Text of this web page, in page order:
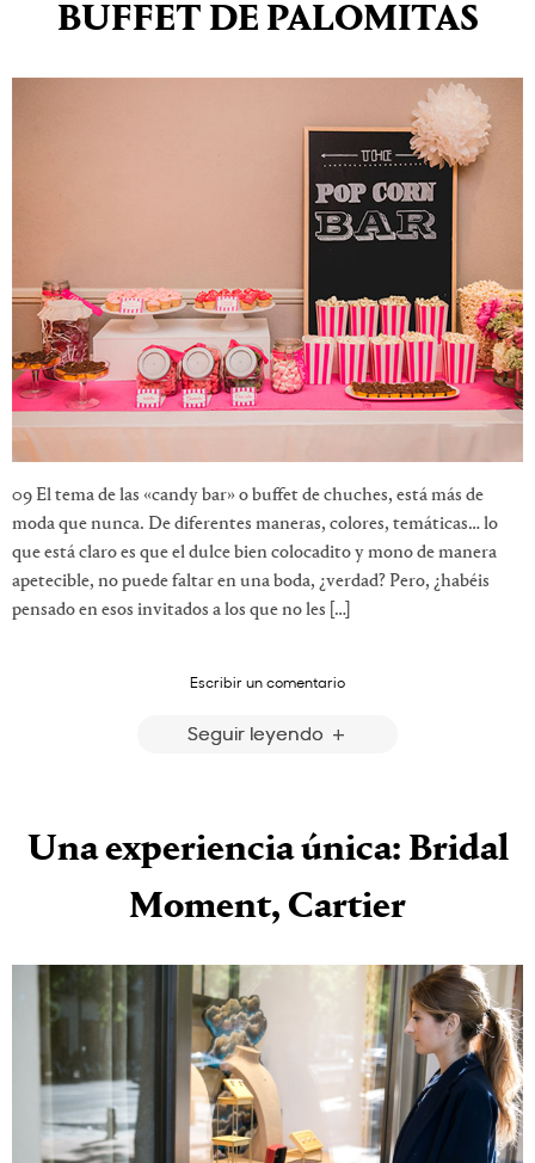
BUFFET DE PALOMITAS
09 El tema de las «candy bar» o buffet de chuches, está más de
moda que nunca. De diferentes maneras, colores, temáticas… lo
que está claro es que el dulce bien colocadito y mono de manera
apetecible, no puede faltar en una boda, ¿verdad? Pero, ¿habéis
pensado en esos invitados a los que no les […]
Escribir un comentario
Seguir leyendo
Una experiencia única: Bridal
Moment, Cartier